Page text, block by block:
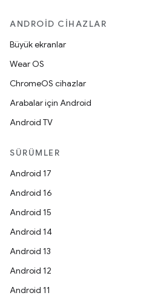
ANDROID CIHAZLAR
Büyük ekranlar
Wear OS
ChromeOS cihazlar
Arabalar için Android
Android TV
SÜRÜMLER
Android 17
Android 16
Android 15
Android 14
Android 13
Android 12
Android 11